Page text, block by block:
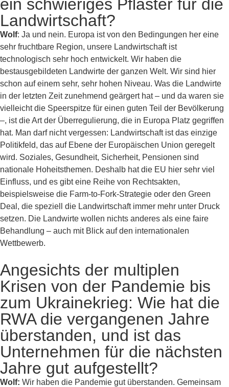
ein schwieriges Pflaster für die
Landwirtschaft?
Wolf: Ja und nein. Europa ist von den Bedingungen her eine
sehr fruchtbare Region, unsere Landwirtschaft ist
technologisch sehr hoch entwickelt. Wir haben die
bestausgebildeten Landwirte der ganzen Welt. Wir sind hier
schon auf einem sehr, sehr hohen Niveau. Was die Landwirte
in der letzten Zeit zunehmend geärgert hat – und da waren sie
vielleicht die Speerspitze für einen guten Teil der Bevölkerung
–, ist die Art der Überregulierung, die in Europa Platz gegriffen
hat. Man darf nicht vergessen: Landwirtschaft ist das einzige
Politikfeld, das auf Ebene der Europäischen Union geregelt
wird. Soziales, Gesundheit, Sicherheit, Pensionen sind
nationale Hoheitsthemen. Deshalb hat die EU hier sehr viel
Einfluss, und es gibt eine Reihe von Rechtsakten,
beispielsweise die Farm-to-Fork-Strategie oder den Green
Deal, die speziell die Landwirtschaft immer mehr unter Druck
setzen. Die Landwirte wollen nichts anderes als eine faire
Behandlung – auch mit Blick auf den internationalen
Wettbewerb.
Angesichts der multiplen
Krisen von der Pandemie bis
zum Ukrainekrieg: Wie hat die
RWA die vergangenen Jahre
überstanden, und ist das
Unternehmen für die nächsten
Jahre gut aufgestellt?
Wolf: Wir haben die Pandemie gut überstanden. Gemeinsam